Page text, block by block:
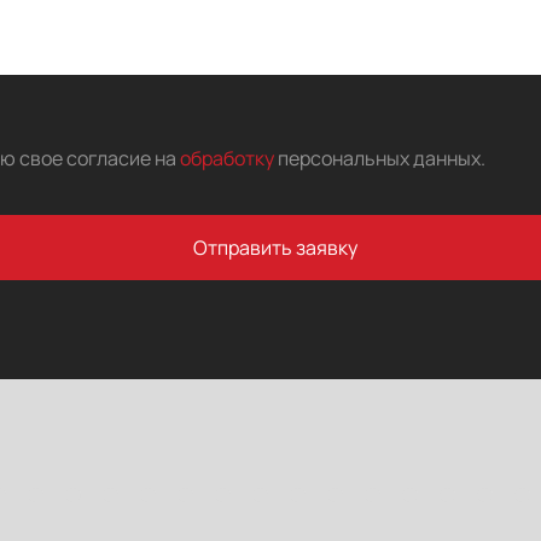
свое согласие наобработку персональных данных.
Отправить заявку